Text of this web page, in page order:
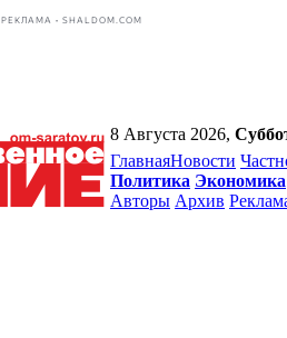
РЕКЛАМА • SHALDOM.COM
8 Августа 2026,
ГлавнаяНовости
Политика Экономика
Авторы Архив